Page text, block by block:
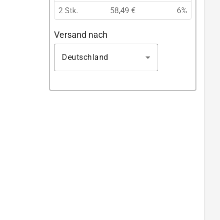
2 Stk. 58,49 € 6%
Versand nach
Deutschland